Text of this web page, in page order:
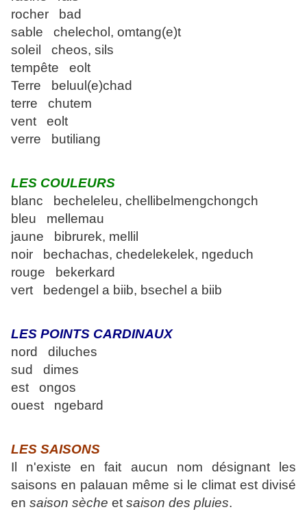
rocher bad
sable chelechol, omtang(e)t
soleil cheos, sils
tempête eolt
Terre beluul(e)chad
terre chutem
vent eolt
verre butiliang
LES COULEURS
blanc becheleleu, chellibelmengchongch
bleu mellemau
jaune bibrurek, mellil
noir bechachas, chedelekelek, ngeduch
rouge bekerkard
vert bedengel a biib, bsechel a biib
LES POINTS CARDINAUX
nord diluches
sud dimes
est ongos
ouest ngebard
LES SAISONS
Il n'existe en fait aucun nom désignant les
saisons en palauan même si le climat est divisé
en saison sèche et saison des pluies.